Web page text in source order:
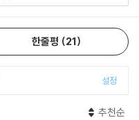
한줄평 21
설정
추천순